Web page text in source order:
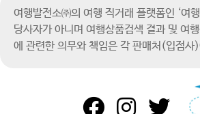
여행발전소㈜의 여행 직거래 플랫폼인 ‘여
당사자가 아니며 여행상품검색 결과 및 여
에 관련한 의무와 책임은 각 판매처(입점사